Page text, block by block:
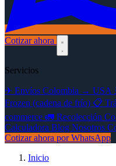
Cotizar ahora
Servicios
✈ Envíos Colombia → USA
Frozen (cadena de frío) 📋
commerce 🚛 Recolección
Calculadora Blog Nosotros
Cotizar ahora por WhatsApp
Inicio